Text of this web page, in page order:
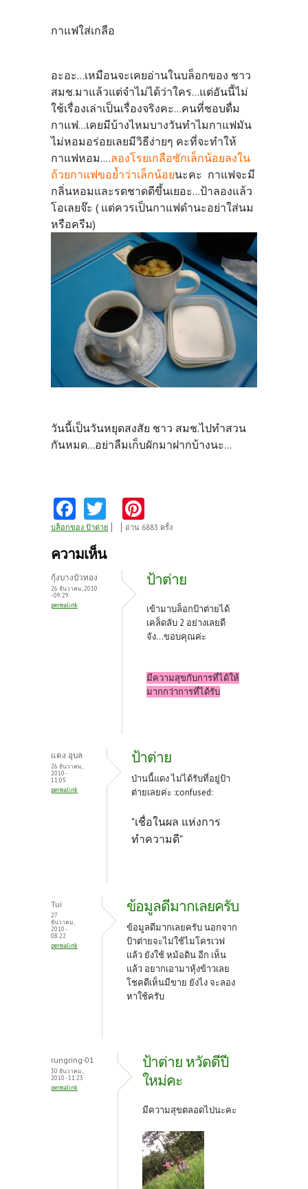
กาแฟใส่เกลือ
อะอะ...เหมือนจะเคยอ่านในบล็อกของ ชาว
สมช.มาแล้วแต่จำไม่ได้ว่าใคร...แต่อันนี้ไม่
ใช้เรื่องเล่าเป็นเรื่องจริงคะ...คนที่ชอบดื่ม
กาแฟ...เคยมีบ้างไหมบางวันทำไมกาแฟมัน
ไม่หอมอร่อยเลยมีวิธีง่ายๆ คะที่จะทำให้
กาแฟหอม....ลองโรยเกลือซักเล็กน้อยลงใน
ถ้วยกาแฟขอย้ำว่าเล็กน้อยนะคะ กาแฟจะมี
กลิ่นหอมและรดชาดดีขึ้นเยอะ...ป้าลองแล้ว
โอเลยจ๊ะ ( แต่ควรเป็นกาแฟดำนะอย่าใส่นม
หรือครีม)
วันนี้เป็นวันหยุดสงสัย ชาว สมช.ไปทำสวน
กันหมด...อย่าลืมเก็บผักมาฝากบ้างนะ...
Fa
ce
b
o
o
k
w
itt
er
nt
es
t
บล็อกของ ป้าต่าย อ่าน 6883 ครั้ง
ความเห็น
กุ้งบางบัวทอง
26 ธันวาคม, 2010
- 09:29
permalink
ป้าต่าย
เข้ามาบล็อกป้าต่ายได้
เคล็ดลับ 2 อย่างเลยดี
จัง...ขอบคุณค่ะ
มีความสุขกับการที่ได้ให้
มากกว่าการที่ได้รับ
แดง อุบล
26 ธันวาคม,
2010 -
11:05
permalink
ป้าต่าย
ป่านนี้แดง ไม่ได้รับที่อยู่ป้า
ต่ายเลยค่ะ :confused:
"เชื่อในผล แห่งการ
ทำความดี"
Tui
27
ธันวาคม,
2010 -
08:22
permalink
ข้อมูลดีมากเลยครับ
ข้อมูลดีมากเลยครับ นอกจาก
ป้าต่ายจะไม่ใช้ไมโครเวฟ
แล้ว ยังใช้ หม้อดิน อีก เห็น
แล้ว อยากเอามาหุ้งข้าวเลย
โชคดีเห็นมีขาย ยังไง จะลอง
หาใช้ครับ
rungring-01
30 ธันวาคม,
2010 - 11:23
permalink
ป้าต่าย หวัดดีปี
ใหม่คะ
มีความสุขตลอดไปนะคะ